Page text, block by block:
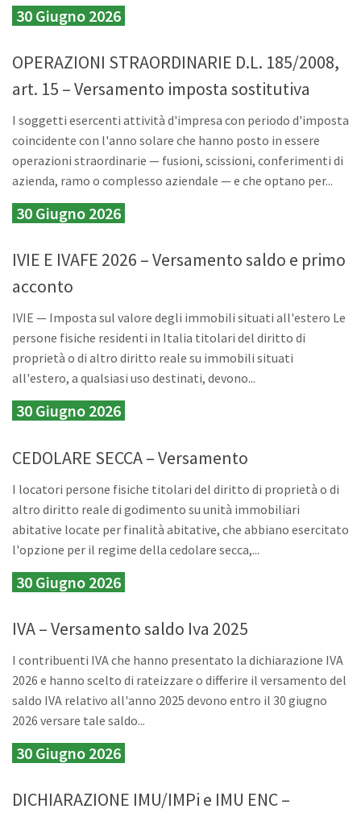
30 Giugno 2026
OPERAZIONI STRAORDINARIE D.L. 185/2008,
art. 15 – Versamento imposta sostitutiva
I soggetti esercenti attività d'impresa con periodo d'imposta
coincidente con l'anno solare che hanno posto in essere
operazioni straordinarie — fusioni, scissioni, conferimenti di
azienda, ramo o complesso aziendale — e che optano per...
30 Giugno 2026
IVIE E IVAFE 2026 – Versamento saldo e primo
acconto
IVIE — Imposta sul valore degli immobili situati all'estero Le
persone fisiche residenti in Italia titolari del diritto di
proprietà o di altro diritto reale su immobili situati
all'estero, a qualsiasi uso destinati, devono...
30 Giugno 2026
CEDOLARE SECCA – Versamento
I locatori persone fisiche titolari del diritto di proprietà o di
altro diritto reale di godimento su unità immobiliari
abitative locate per finalità abitative, che abbiano esercitato
l'opzione per il regime della cedolare secca,...
30 Giugno 2026
IVA – Versamento saldo Iva 2025
I contribuenti IVA che hanno presentato la dichiarazione IVA
2026 e hanno scelto di rateizzare o differire il versamento del
saldo IVA relativo all'anno 2025 devono entro il 30 giugno
2026 versare tale saldo...
30 Giugno 2026
DICHIARAZIONE IMU/IMPi e IMU ENC –